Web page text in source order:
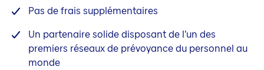
Transport
Pas de frais supplémentaires
Un partenaire solide disposant de l’un des
premiers réseaux de prévoyance du personnel au
monde